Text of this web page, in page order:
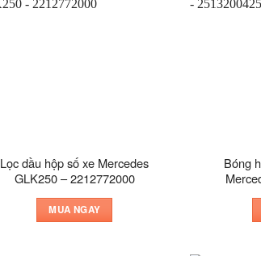
Lọc dầu hộp số xe Mercedes
GLK250 – 2212772000
MUA NGAY
Bóng